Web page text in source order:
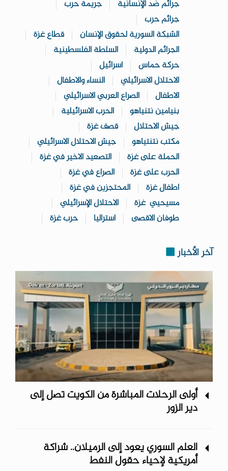
جرائم ضد الإنسانية
جريمة حرب
جرائم حرب
الشبكة السورية لحقوق الإنسان
قطاع غزة
الجرائم الدولية
السلطة الفلسطينية
حركة حماس
اسرائيل
الاحتلال الاسرائيلي
النساء والاطفال
الاطفال
الصراع العربي الاسرائيلي
بنيامين نتنياهو
الحرب الاسرائيلية
جيش الاحتلال
قصف غزة
مكتب نتنتياهو
جيش الاحتلال الاسرائيلي
الحملة على غزة
التصعيد الاخير في غزة
الحرب على غزة
الصراع في غزة
اطفال غزة
المحتجزين في غزة
مسيحيي غزة
الاحتلال الإسرائيلي
طوفان الاقصى
استراليا حرب غزة
آخر الأخبار
أولى الرحلات المباشرة من الكويت تصل إلى
دير الزور
العلم السوري يعود إلى الرميلان.. شراكة
أمريكية لإحياء حقول النفط